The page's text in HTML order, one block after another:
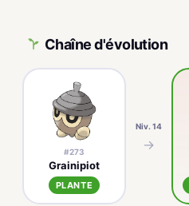
Chaîne d'évolution
#273
Grainipiot
PLANTE
Niv. 14
→